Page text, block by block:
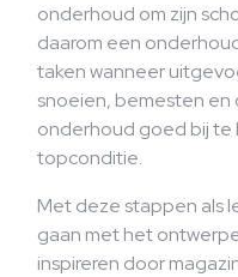
onderhoud om zijn
daarom een
taken wanneer
snoeien, bemesten en
onderhoud goed bij te
topconditie.
Met deze stappen als
gaan met het
inspireren door